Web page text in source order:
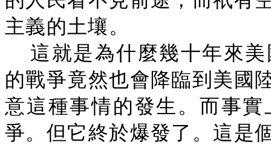
主義的土壤。
這就是為什麼幾十年來
的戰爭竟然也會降臨到美國
意這種事情的發生。而事
爭。但它終於爆發了。這是